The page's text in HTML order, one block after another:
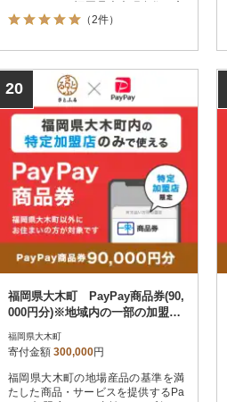
はPayPay商品券を受け取れませんの
（2件）
20
福岡県大木町 PayPay商品券(90,
000円分)※地域内の一部の加盟店
福岡県大木町
寄付金額 300,000円
福岡県大木町の地場産品の基準を満
たした商品・サービスを提供するPa